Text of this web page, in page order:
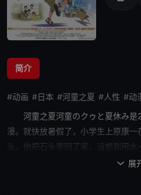
简介
#动画 #日本 #河童之夏 #人性 #动
河童之夏河童のクゥと夏休み
漫。就快放暑假了，小学生上原康一
头。他把石头带回了家，没想到用
来。小河童对他“咕”的叫了一声，于
 展